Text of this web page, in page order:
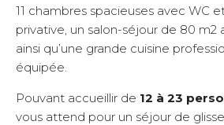
11 chambres spacieuses avec WC
privative, un salon-séjour de 80 m2
ainsi qu’une grande cuisine
équipée.
Pouvant accueillir de 12 à 23
vous attend pour un séjour de